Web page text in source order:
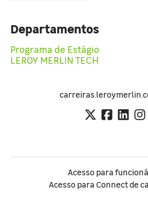
Departamentos
Programa de Estágio
LEROY MERLIN TECH
Acesso para
Acesso para Connect de